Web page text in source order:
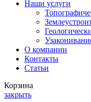
Наши услуги
О компании
Контакты
Статьи
Корзина
закрыть